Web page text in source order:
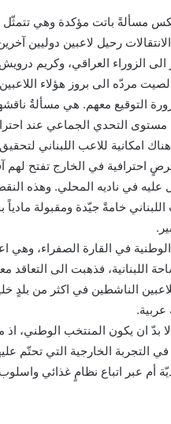
مسألةً باتت مؤكدة وهي
رحيل لاعبين دوليين
الزوراء العراقي، وكريم
مردّه الى بروز هؤلاء
التوقيع معهم. هي مسألةٌ
مستوى التحدي الجماعي عند
امكانية للاعب اللبناني
احترافية في الخارج تفتح لهم
في ناديه المحلي. وهذه
خامةً جيّدة ومقبولة مادياً
في القارة الصفراء، وهي
فذهبت الى التعاقد
الناشطين في اكثر من
لا بدّ ان يكون المنتخب الوطني،
الخارجية التي تحتّم
أم عبر اتباع نظامٍ غذائي